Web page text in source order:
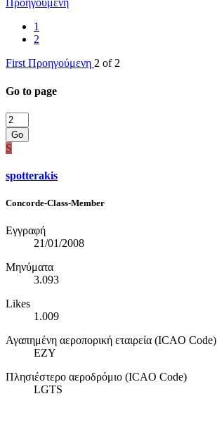
Προηγούμενη
1
2
First Προηγούμενη 2 of 2
Go to page
Go
S
spotterakis
Concorde-Class-Member
Εγγραφή
21/01/2008
Μηνύματα
3.093
Likes
1.009
Αγαπημένη αεροπορική εταιρεία (ICAO Code)
EZY
Πλησιέστερο αεροδρόμιο (ICAO Code)
LGTS